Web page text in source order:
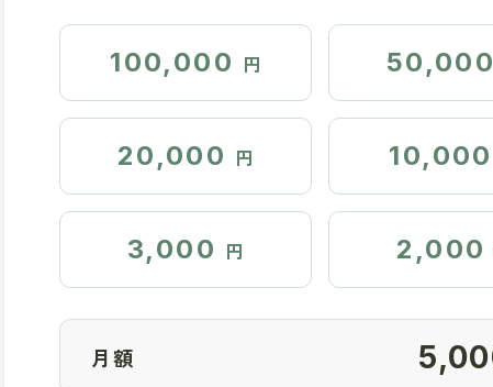
100,000 円 50,000
20,000 円 10,000
3,000 円 2,000
月額